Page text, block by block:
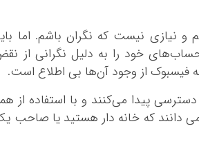
و نیازی نیست که نگران باشم. اما
حساب‌های خود را به دلیل نگرانی از
فیسبوک از وجود آن‌ها بی اطلاع است.
پیدا می‌کنند و با استفاده از
دانند که خانه دار هستید یا صاحب